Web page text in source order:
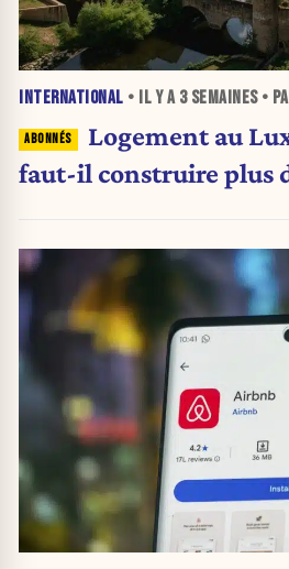
INTERNATIONAL • IL Y A 3 SEMAINES•
Logement au
faut-il construire plus